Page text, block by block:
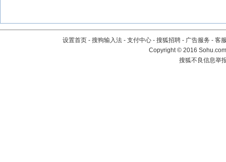
设置首页 - 搜狗输入法 - 支付中心 - 搜狐招聘 - 广告服务 - 客
Copyright©2016
搜狐不良信息举